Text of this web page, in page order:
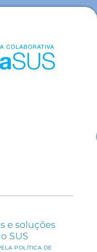
e soluções
SUS
POLÍTICA DE